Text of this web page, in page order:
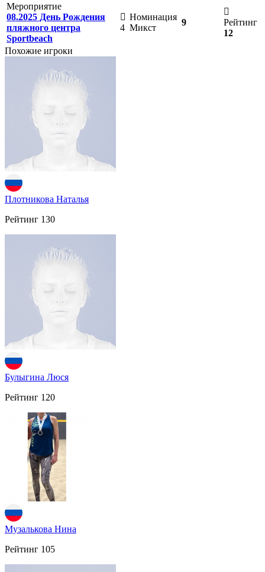
Мероприятие
08.2025 День Рождения
пляжного центра
Sportbeach
4
Номинация
Микст
9
Рейтинг
12
Похожие игроки
Плотникова Наталья
Рейтинг 130
Булыгина Люся
Рейтинг 120
Музалькова Нина
Рейтинг 105